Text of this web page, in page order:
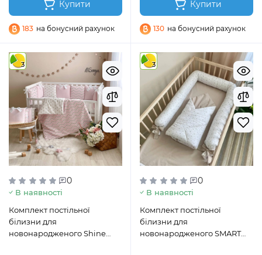
Купити
183 на бонусний рахунок
Купити
130 на бонусний рахунок
3
0
В наявності
Комплект постільної
білизни для
новонародженого Shine
3
0
В наявності
Комплект постільної
білизни для
новонародженого SMART